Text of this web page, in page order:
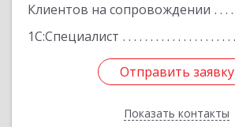
Клиентов на сопровождении
1С:Специалист
Отправить заявку
Показать контакты
Отправить заявку
Назад